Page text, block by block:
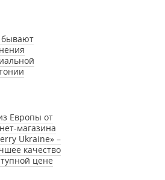
бывают
Европы от
магазина
Ukraine» –
качество
цене